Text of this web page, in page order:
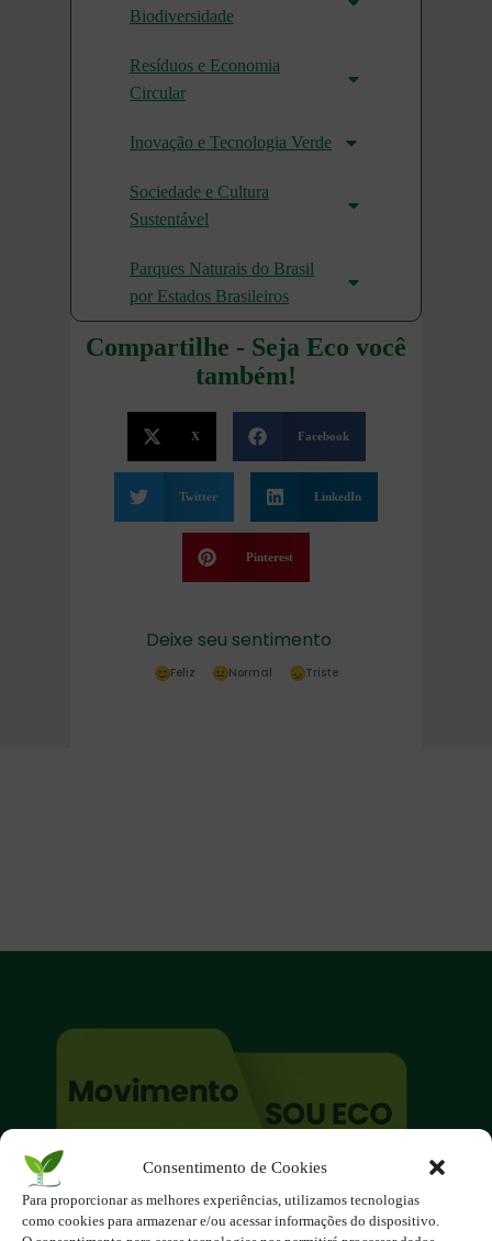
Consentimento de Cookies
Para proporcionar as melhores experiências, utilizamos tecnologias
como cookies para armazenar e/ou acessar informações do dispositivo.
Biodiversidade
Resíduos e Economia
Circular
Inovação e Tecnologia Verde
Sociedade e Cultura
Sustentável
Parques Naturais do Brasil
por Estados Brasileiros
Compartilhe - Seja Eco você
também!
X Facebook
Twitter LinkedIn
Pinterest
Deixe seu sentimento
Feliz Normal Triste
O site é um movimento ambientalista!
Participe você também!